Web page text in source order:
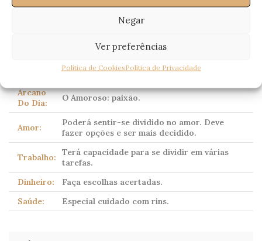
Negar
Ver preferências
Política de CookiesPolítica de Privacidade
23 Outubro – 21 Novembro
Corpo celeste dominante:Plutão(tradicionalmente
Arcano
Do Dia:
O Amoroso: paixão.
Amor:
Poderá sentir-se dividido no amor. Deve
fazer opções e ser mais decidido.
Trabalho:
Terá capacidade para se dividir em várias
tarefas.
Dinheiro:
Faça escolhas acertadas.
Saúde:
Especial cuidado com rins.